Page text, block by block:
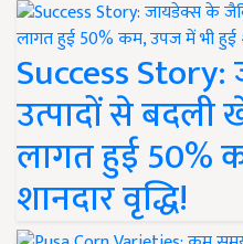
Success
उत्पादों से बदली
लागत हुई 50%
शानदार वृद्धि!